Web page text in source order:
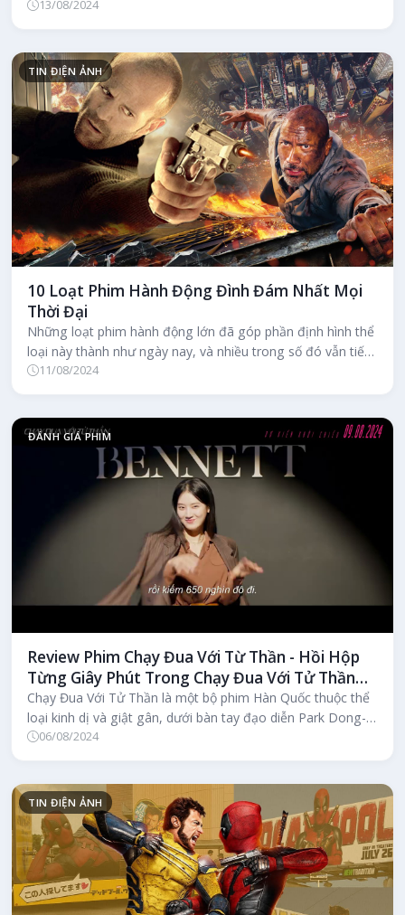
Seishiro, làm thỏa mãn cả...
13/08/2024
TIN ĐIỆN ẢNH
10 Loạt Phim Hành Động Đình Đám Nhất Mọi
Thời Đại
Những loạt phim hành động lớn đã góp phần định hình thể
loại này thành như ngày nay, và nhiều trong số đó vẫn tiếp
tục mang đến nh...
11/08/2024
ĐÁNH GIÁ PHIM
Review Phim Chạy Đua Với Từ Thần - Hồi Hộp
Từng Giây Phút Trong Chạy Đua Với Tử Thần
(Drive)
Chạy Đua Với Tử Thần là một bộ phim Hàn Quốc thuộc thể
loại kinh dị và giật gân, dưới bàn tay đạo diễn Park Dong-
hee.06/08/2024
TIN ĐIỆN ẢNH